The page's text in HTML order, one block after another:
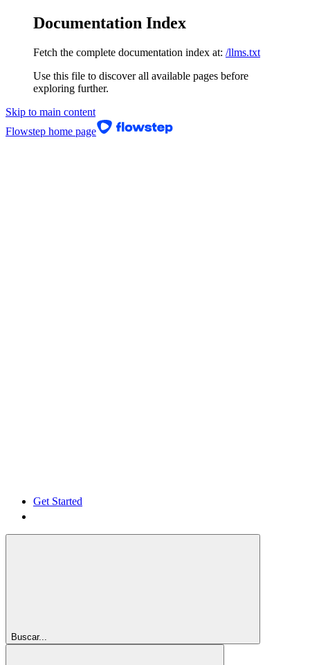
Documentation Index
Fetch the complete documentation index at: /llms.txt
Use this file to discover all available pages before
exploring further.
Skip to main content
Flowstep home page
Get Started
Buscar...